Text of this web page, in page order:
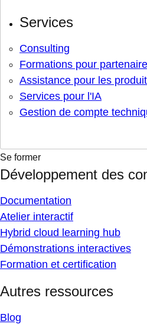
Services
Consulting
Formations pour
Assistance pour les
Services pour l'IA
Gestion de compte
Se former
Développement des
Documentation
Atelier interactif
Hybrid cloud learning hub
Démonstrations interactives
Formation et certification
Autres ressources
Blog